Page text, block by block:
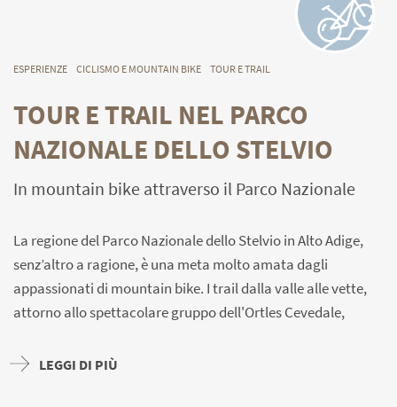
ESPERIENZE CICLISMO E MOUNTAIN BIKE TOUR E TRAIL
TOUR E TRAIL NEL PARCO
NAZIONALE DELLO STELVIO
In mountain bike attraverso il Parco Nazionale
La regione del Parco Nazionale dello Stelvio in Alto Adige,
senz’altro a ragione, è una meta molto amata dagli
appassionati di mountain bike. I trail dalla valle alle vette,
attorno allo spettacolare gruppo dell'Ortles Cevedale,
professionisti, con e-bike e biciclette tradizionali.
LEGGI DI PIÙ